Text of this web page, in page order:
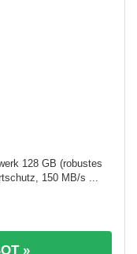
128 GB (robustes
150 MB/s ...
»